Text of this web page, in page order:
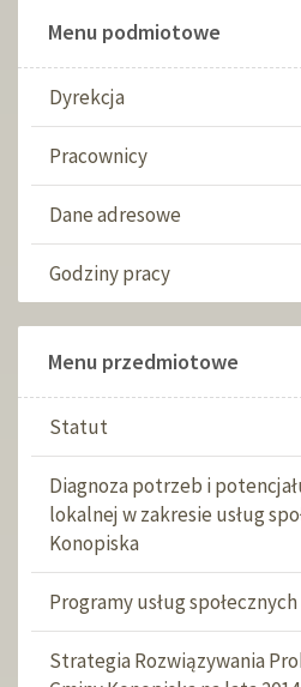
Menu podmiotowe
Dyrekcja
Pracownicy
Dane adresowe
Godziny pracy
Menu przedmiotowe
Statut
Diagnoza potrzeb i
lokalnej w zakresie usług
Konopiska
Programy usług społecznych
Strategia Rozwiązywania